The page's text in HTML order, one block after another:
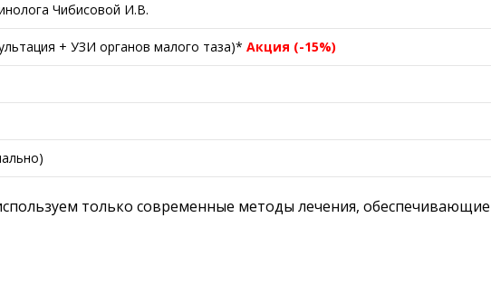
Чибисовой И.В.
+ УЗИ органов малого таза)* Акция (-15%)
только современные методы лечения,